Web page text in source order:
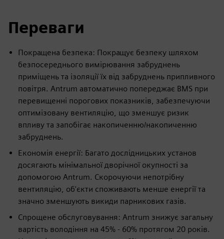
Переваги
Покращена безпека: Покращує безпеку шляхом
безпосереднього вимірювання забруднень
приміщень та ізоляції їх від забруднень припливного
повітря. Antrum автоматично попереджає BMS при
перевищенні порогових показників, забезпечуючи
оптимізовану вентиляцію, що зменшує ризик
впливу та запобігає накопиченню/накопиченню
забруднень.
Економія енергії: Багато дослідницьких установ
досягають мінімальної дворічної окупності за
допомогою Antrum. Скорочуючи непотрібну
вентиляцію, об'єкти споживають менше енергії та
значно зменшують викиди парникових газів.
Спрощене обслуговування: Antrum знижує загальну
вартість володіння на 45% - 60% протягом 20 років.